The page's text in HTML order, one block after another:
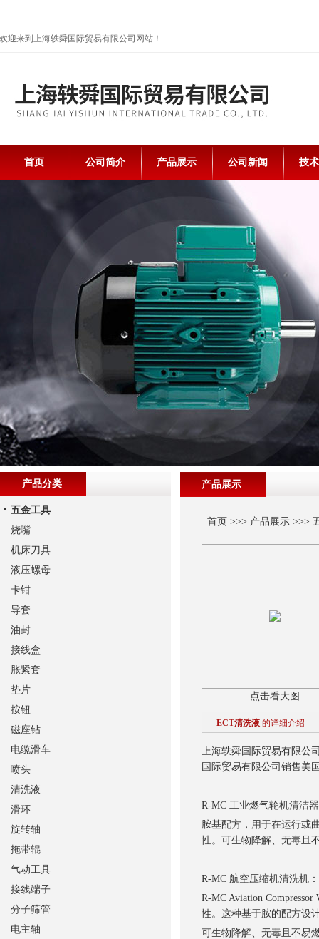
欢迎来到上海轶舜国际贸易有限公司网站！
首页 公司简介 产品展示 公司新闻 技
产品展示
首页 >>> 产品展示>>>
点击看大图
ECT清洗液 的详细介绍
上海轶舜国际贸易有限公
国际贸易有限公司销售美
R-MC 工业燃气轮机清洁
胺基配方，用于在运行或
性。可生物降解、无毒且
R-MC 航空压缩机清洗机：
R-MC Aviation
性。这种基于胺的配方设
可生物降解、无毒且不易
产品分类
五金工具
烧嘴
机床刀具
液压螺母
卡钳
导套
油封
接线盒
胀紧套
垫片
按钮
磁座钻
电缆滑车
喷头
清洗液
滑环
旋转轴
拖带辊
气动工具
接线端子
分子筛管
电主轴